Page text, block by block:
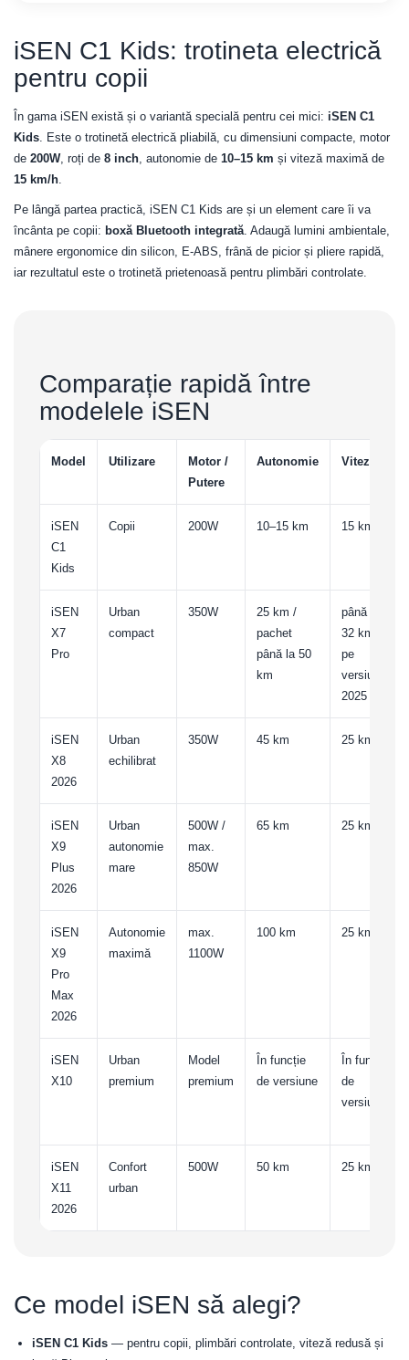
iSEN C1 Kids: trotineta electrică
pentru copii
În gama iSEN există și o variantă specială pentru cei mici: iSEN C1
Kids. Este o trotinetă electrică pliabilă, cu dimensiuni compacte, motor
de 200W, roți de 8 inch, autonomie de 10–15 km și viteză maximă de
15 km/h.
Pe lângă partea practică, iSEN C1 Kids are și un element care îi va
încânta pe copii: boxă Bluetooth integrată. Adaugă lumini ambientale,
mânere ergonomice din silicon, E-ABS, frână de picior și pliere rapidă,
iar rezultatul este o trotinetă prietenoasă pentru plimbări controlate.
Comparație rapidă între
modelele iSEN
Model Utilizare
Motor /
Putere
Autonomie Viteză
iSEN
C1
Kids
Copii 200W 10–15 km 15 km/h
iSEN
X7
Pro
Urban
compact
350W
25 km /
pachet
până la 50
km
până la
32 km/h
pe
versiunea
2025
iSEN
X8
2026
Urban
echilibrat
350W 45 km 25 km/h
iSEN
X9
Plus
2026
Urban
autonomie
mare
500W /
max.
850W
65 km 25 km/h
iSEN
X9
Pro
Max
2026
Autonomie
maximă
max.
1100W
100 km 25 km/h
iSEN
X10
Urban
premium
Model
premium
În funcție
de versiune
În funcție
de
versiune
iSEN
X11
2026
Confort
urban
500W 50 km 25 km/h
Ce model iSEN să alegi?
iSEN C1 Kids — pentru copii, plimbări controlate, viteză redusă și